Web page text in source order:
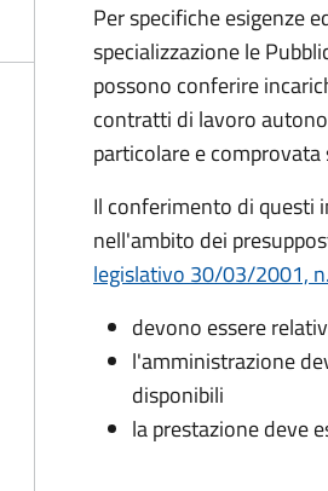
Per specifiche esigenze
specializzazione le
possono conferire
contratti di lavoro
particolare e comprovata
Il conferimento di questi
nell'ambito dei
legislativo 30/03/2001,
devono essere
l'amministrazione
disponibili
la prestazione deve